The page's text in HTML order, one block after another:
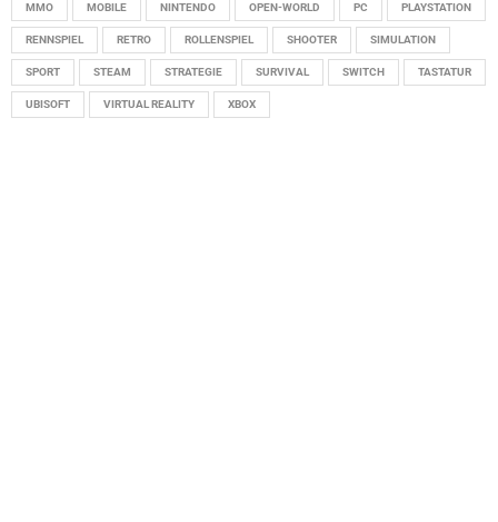
MMO MOBILE NINTENDO OPEN-WORLD PC PLAYSTATION
RENNSPIEL RETRO ROLLENSPIEL SHOOTER SIMULATION
SPORT STEAM STRATEGIE SURVIVAL SWITCH TASTATUR
UBISOFT VIRTUAL REALITY XBOX